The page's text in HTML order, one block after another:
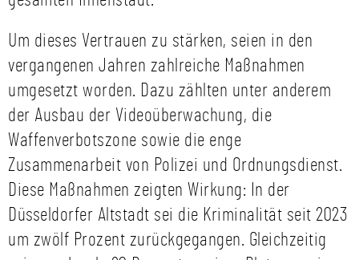
Um dieses Vertrauen zu stärken, seien in den
vergangenen Jahren zahlreiche Maßnahmen
umgesetzt worden. Dazu zählten unter anderem
der Ausbau der Videoüberwachung, die
Waffenverbotszone sowie die enge
Zusammenarbeit von Polizei und Ordnungsdienst.
Diese Maßnahmen zeigten Wirkung: In der
Düsseldorfer Altstadt sei die Kriminalität seit 2023
um zwölf Prozent zurückgegangen. Gleichzeitig